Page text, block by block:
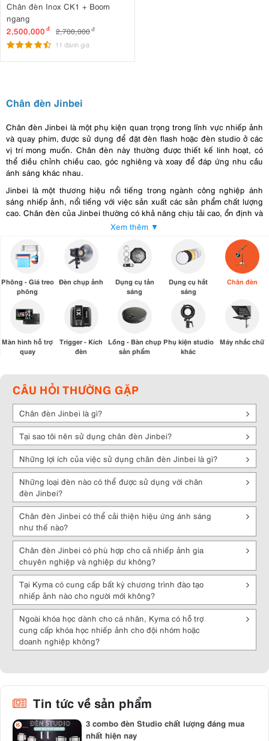
Chân đèn Inox CK1 + Boom
ngang
2,500,000 đ 2,700,000đ
11 đánh giá
Chân đèn Jinbei
Chân đèn Jinbei là một phụ kiện quan trọng trong lĩnh vực nhiếp ảnh
và quay phim, được sử dụng để đặt đèn flash hoặc đèn studio ở các
vị trí mong muốn. Chân đèn này thường được thiết kế linh hoạt, có
thể điều chỉnh chiều cao, góc nghiêng và xoay để đáp ứng nhu cầu
ánh sáng khác nhau.
Jinbei là một thương hiệu nổi tiếng trong ngành công nghiệp ánh
sáng nhiếp ảnh, nổi tiếng với việc sản xuất các sản phẩm chất lượng
cao. Chân đèn của Jinbei thường có khả năng chịu tải cao, ổn định và
dễ dàng sử dụng. Điều này giúp nhiếp ảnh gia và người quay phim
của họ.
Ưu điểm của chân đèn Jinbei
Chất liệu chắc chắn
: Chân đèn Jinbei được chế tác từ các vật liệu
chất lượng, giúp đảm bảo độ bền và độ ổn định của đèn khi sử dụng.
Thiết kế linh hoạt: Jinbei thiết kếchân đèn
với khả năng điều chỉnh
chiều cao và góc nghiêng linh hoạt, giúp người sử dụng dễ dàng điều
chỉnh ánh sáng theo nhu cầu cụ thể của họ.
và thuận tiện khi di chuyển.
Dễ lắp đặt và tháo gỡ : Jinbei tập trung vào việc thiết kế các sản
phẩm chân đèn dễ sử dụng, giúp người dùng lắp đặt và tháo gỡ chân
đèn một cách nhanh chóng và thuận tiện.
Tính năng an toàn: Các sản phẩm chân đèn Jinbei thường có các
tính năng an toàn như chốt khóa chặt, chống trượt, giúp ngăn chặn
tình trạng rơi đèn trong quá trình sử dụng.
Phù hợp với nhiều loại đèn
: Chân đèn Jinbei được thiết kế để tương
thích với nhiều loại đèn khác nhau, bao gồm cả đèn flash, đèn LED
và các thiết bị chiếu sáng khác.
Tóm lại, chân đèn của Jinbei không chỉ là một phần cơ bản để đặt
đèn, mà còn mang lại tính linh hoạt và chất lượng, giúp nhiếp ảnh gia
có thể tạo ra những bức ảnh chất lượng cao với ánh sáng chính xác
và sắc nét. Hãy đặt hàng ngay hôm nay để trải nghiệm sự thuận lợi
và tiện ích tuyệt vời mà chân đèn Jinbei mang lại. Kyma.vn cam kết
mang đến dịch vụ chăm sóc khách hàng xuất sắc và giá trị tốt nhất
cho mọi đơn đặt hàng của bạn.
Xem thêm ▼
Phông - Giá treo
phông
Đèn chụp ảnh
Dụng cụ tản
sáng
Dụng cụ hắt
sáng
Chân đèn
Màn hình hỗ trợ
quay
Trigger - Kích
đèn
Lồng - Bàn chụp
sản phẩm
Phụ kiện studio
khác
Máy nhắc chữ
CÂU HỎI THƯỜNG GẶP
Chân đèn Jinbei là gì?
Tại sao tôi nên sử dụng chân đèn Jinbei?
Những lợi ích của việc sử dụng chân đèn Jinbei là gì?
Những loại đèn nào có thể được sử dụng với chân
đèn Jinbei?
Chân đèn Jinbei có thể cải thiện hiệu ứng ánh sáng
như thế nào?
Chân đèn Jinbei có phù hợp cho cả nhiếp ảnh gia
chuyên nghiệp và nghiệp dư không?
Tại Kyma có cung cấp bất kỳ chương trình đào tạo
nhiếp ảnh nào cho người mới không?
Ngoài khóa học dành cho cá nhân, Kyma có hỗ trợ
cung cấp khóa học nhiếp ảnh cho đội nhóm hoặc
doanh nghiệp không?
Tin tức về sản phẩm
3 combo đèn Studio chất lượng đáng mua
nhất hiện nay